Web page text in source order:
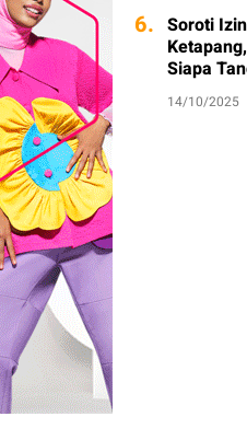
6. Soroti
Ketapang,
Siapa
14/10/2025